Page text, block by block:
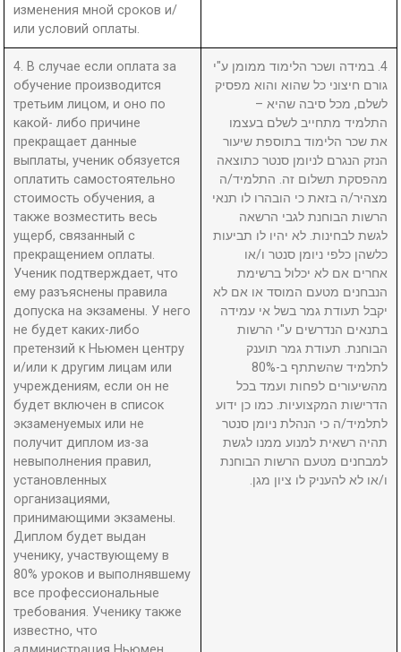
изменения мной сроков и/
или условий оплаты.
4. В случае если оплата за
обучение производится
третьим лицом, и оно по
какой- либо причине
прекращает данные
выплаты, ученик обязуется
оплатить самостоятельно
стоимость обучения, а
также возместить весь
ущерб, связанный с
прекращением оплаты.
Ученик подтверждает, что
ему разъяснены правила
допуска на экзамены. У него
не будет каких-либо
претензий к Ньюмен центру
и/или к другим лицам или
учреждениям, если он не
будет включен в список
экзаменуемых или не
получит диплом из-за
невыполнения правил,
установленных
организациями,
принимающими экзамены.
Диплом будет выдан
ученику, участвующему в
80% уроков и выполнявшему
все профессиональные
требования. Ученику также
известно, что
4. במידה ושכר הלימוד ממומן ע"י
גורם חיצוני כל שהוא והוא מפסיק
לשלם, מכל סיבה שהיא –
התלמיד מתחייב לשלם בעצמו
את שכר הלימוד בתוספת שיעור
הנזק הנגרם לניומן סנטר כתוצאה
מהפסקת תשלום זה. התלמיד/ה
מצהיר/ה בזאת כי הובהרו לו תנאי
הרשות הבוחנת לגבי הרשאה
לגשת לבחינות. לא יהיו לו תביעות
כלשהן כלפי ניומן סנטר ו/או
אחרים אם לא יכלול ברשימת
הנבחנים מטעם המוסד או אם לא
יקבל תעודת גמר בשל אי עמידה
בתנאים הנדרשים ע"י הרשות
הבוחנת. תעודת גמר תוענק
לתלמיד שהשתתף ב-80%
מהשיעורים לפחות ועמד בכל
הדרישות המקצועיות. כמו כן ידוע
לתלמיד/ה כי הנהלת ניומן סנטר
תהיה רשאית למנוע ממנו לגשת
למבחנים מטעם הרשות הבוחנת
ו/או לא להעניק לו ציון מגן.